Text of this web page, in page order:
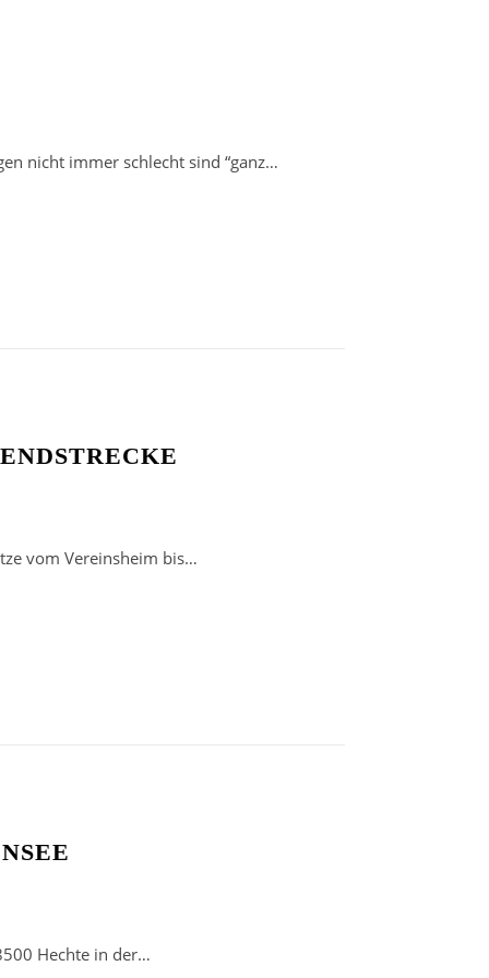
nicht immer schlecht sind “ganz…
vom Vereinsheim bis…
Hechte in der…